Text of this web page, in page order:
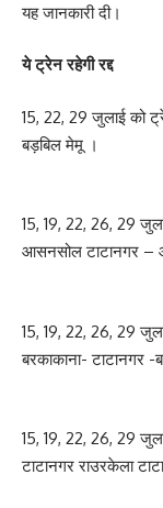
यह जानकारी दी।
ये ट्रेन रहेगी रद्द
15, 22, 29 जुलाई को
बड़बिल मेमू ।
15, 19, 22, 26, 29
आसनसोल टाटानगर
15, 19, 22, 26, 29
बरकाकाना- टाटानगर -
15, 19, 22, 26, 29
टाटानगर राउरकेला